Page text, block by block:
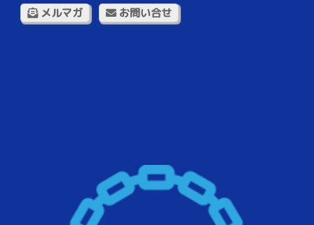
メルマガ お問い合せ